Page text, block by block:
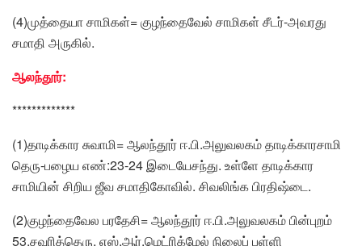
(4)முத்தையா சாமிகள்= குழந்தைவேல் சாமிகள் சீடர்-அவரது
சமாதி அருகில்.
ஆலந்தூர்:
*************
(1)தாடிக்கார சுவாமி= ஆலந்தூர் ஈ.பி.அலுவலகம் தாடிக்காரசாமி
தெரு-பழைய எண்:23-24 இடையேசந்து. உள்ளே தாடிக்கார
சாமியின் சிறிய ஜீவ சமாதிகோவில். சிவலிங்க பிரதிஷ்டை.
(2)குழந்தைவேல பரதேசி= ஆலந்தூர் ஈ.பி.அலுவலகம் பின்புறம்
53,சவுரித்தெரு, எஸ்.ஆர்.மெட்ரிக்மேல் நிலைப் பள்ளி